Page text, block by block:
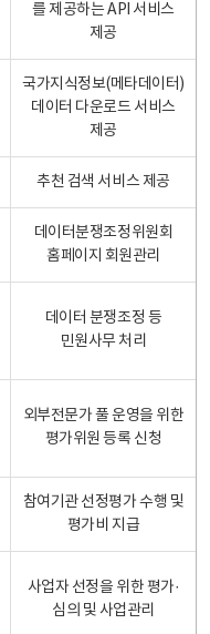
를 제공하는 API 서비스
제공
국가지식정보(메타데이터)
데이터 다운로드 서비스
제공
추천 검색 서비스 제공
데이터분쟁조정위원회
홈페이지 회원관리
데이터 분쟁조정 등
민원사무 처리
외부전문가 풀 운영을 위한
평가위원 등록 신청
참여기관 선정평가 수행 및
평가비 지급
사업자 선정을 위한 평가·
심의 및 사업관리